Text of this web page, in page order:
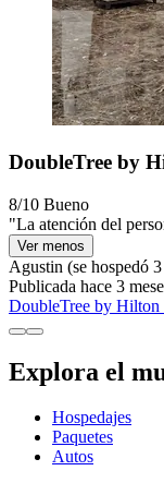
DoubleTree by
8/10 Bueno
"La atención del
Ver menos
Agustin (se hospedó
Publicada hace 3
DoubleTree by
Explora el
Hospedajes
Paquetes
Autos